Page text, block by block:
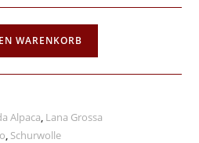
WARENKORB
Alpaca, Lana Grossa
, Schurwolle